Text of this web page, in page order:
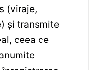
(viraje,
și transmite
ceea ce